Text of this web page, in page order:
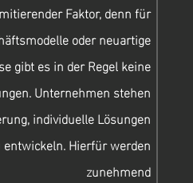
Faktor, denn für
oder neuartige
gibt es in der Regel keine
Unternehmen stehen
individuelle Lösungen
Hierfür werden
zunehmend